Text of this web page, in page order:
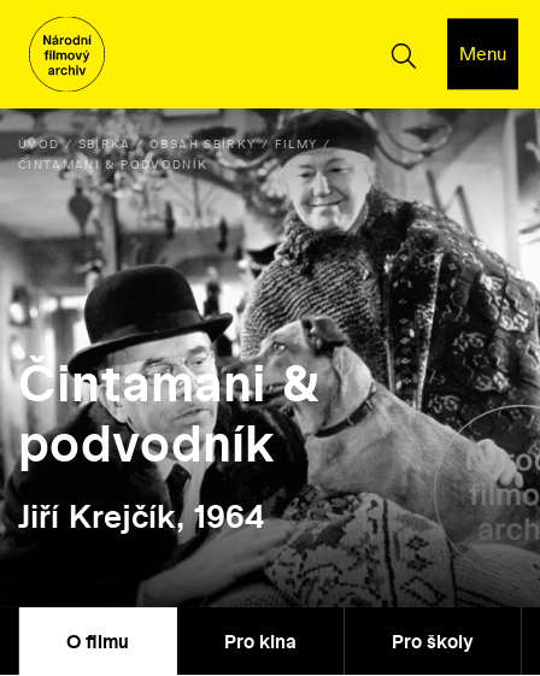
Menu
ÚVOD SBÍRKA OBSAH SBÍRKY
FILMY
ČINTAMANI & PODVODNÍK
Čintamani &
podvodník
Jiří Krejčík, 1964
O filmu Pro kina Pro školy